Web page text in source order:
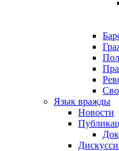
Язык вражды
Новости